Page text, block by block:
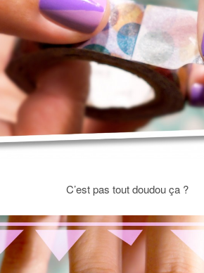
C’est pas tout doudou ça ?